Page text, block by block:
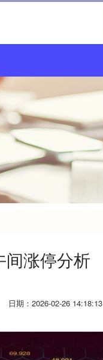
涨停分析
日期：2026-02-26 14:18:13